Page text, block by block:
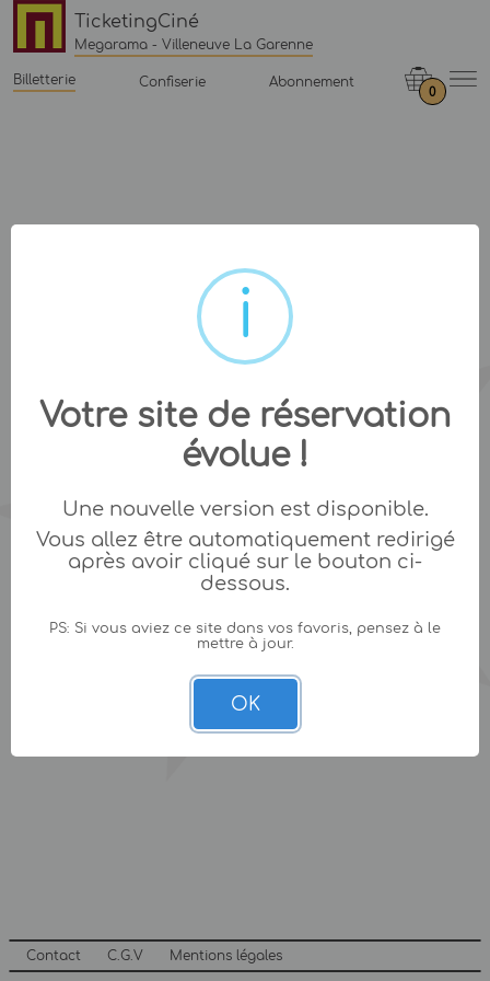
TicketingCiné
Megarama - Villeneuve La Garenne
Billetterie Confiserie Abonnement
0
Contact C.G.V Mentions légales
Votre site de réservation
évolue !
Une nouvelle version est disponible.
Vous allez être automatiquement redirigé
après avoir cliqué sur le bouton ci-
dessous.
PS: Si vous aviez ce site dans vos favoris, pensez à le
mettre à jour.
OK